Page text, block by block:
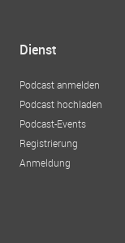
Dienst
Podcast anmelden
Podcast hochladen
Podcast-Events
Registrierung
Anmeldung